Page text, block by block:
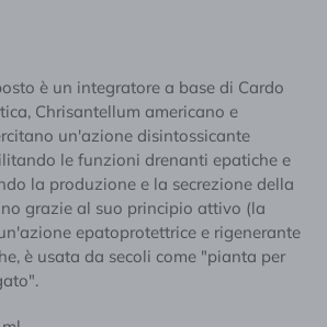
è un integratore a base di Cardo
Chrisantellum americano e
un'azione disintossicante
le funzioni drenanti epatiche e
la produzione e la secrezione della
grazie al suo principio attivo (la
epatoprotettrice e rigenerante
è usata da secoli come "pianta per